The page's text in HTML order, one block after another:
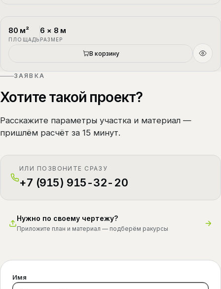
П-4
80 м²
ПЛОЩАДЬ
6 × 8 м
РАЗМЕР
В корзину
ЗАЯВКА
Хотите такой проект?
Расскажите параметры участка и материал —
пришлём расчёт за 15 минут.
ИЛИ ПОЗВОНИТЕ СРАЗУ
+7 (915) 915-32-20
Нужно по своему чертежу?
Приложите план и материал — подберём ракурсы
Имя